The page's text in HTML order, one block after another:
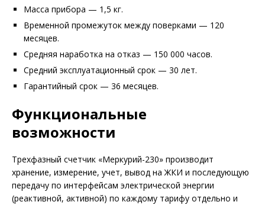
Масса прибора — 1,5 кг.
Временной промежуток между поверками — 120
месяцев.
Средняя наработка на отказ — 150 000 часов.
Средний эксплуатационный срок — 30 лет.
Гарантийный срок — 36 месяцев.
Функциональные
возможности
Трехфазный счетчик «Меркурий-230» производит
хранение, измерение, учет, вывод на ЖКИ и последующую
передачу по интерфейсам электрической энергии
(реактивной, активной) по каждому тарифу отдельно и